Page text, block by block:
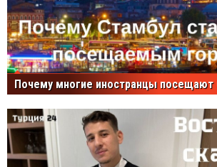
Почему многие иностранцы посещают